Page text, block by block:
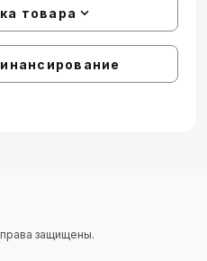
товара
защищены.